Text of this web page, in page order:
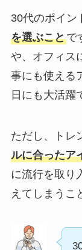
30代のポイン
を選ぶことで
や、オフィス
事にも使える
日にも大活躍
ただし、トレ
ルに合ったア
に流行を取り
えてしまうこ